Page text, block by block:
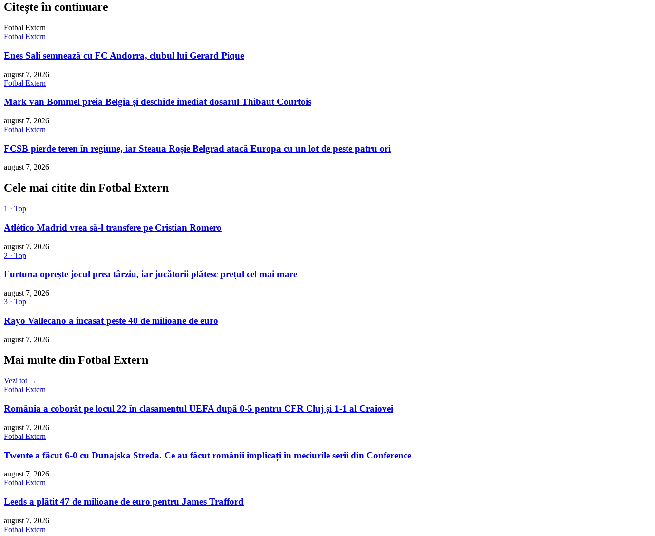
Citește în continuare
Fotbal Extern
Fotbal Extern
Enes Sali semnează cu FC Andorra, clubul lui Gerard Pique
august 7, 2026
Fotbal Extern
Mark van Bommel preia Belgia și deschide imediat dosarul Thibaut Courtois
august 7, 2026
Fotbal Extern
FCSB pierde teren în regiune, iar Steaua Roșie Belgrad atacă Europa cu un lot de peste patru ori
august 7, 2026
Cele mai citite din Fotbal Extern
1 · Top
Atlético Madrid vrea să-l transfere pe Cristian Romero
august 7, 2026
2 · Top
Furtuna oprește jocul prea târziu, iar jucătorii plătesc prețul cel mai mare
august 7, 2026
3 · Top
Rayo Vallecano a încasat peste 40 de milioane de euro
august 7, 2026
Mai multe din Fotbal Extern
Vezi tot →
Fotbal Extern
România a coborât pe locul 22 în clasamentul UEFA după 0-5 pentru CFR Cluj și 1-1 al Craiovei
august 7, 2026
Fotbal Extern
Twente a făcut 6-0 cu Dunajska Streda. Ce au făcut românii implicați în meciurile serii din Conference
august 7, 2026
Fotbal Extern
Leeds a plătit 47 de milioane de euro pentru James Trafford
august 7, 2026
Fotbal Extern